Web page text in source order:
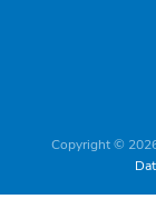
Copyright ©